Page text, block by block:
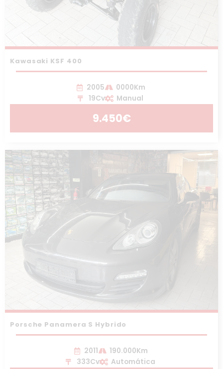
Kawasaki KSF 400
2005
0000Km
19Cv
Manual
9.450€
Porsche Panamera S Hybrido
2011
190.000Km
333Cv
Automática